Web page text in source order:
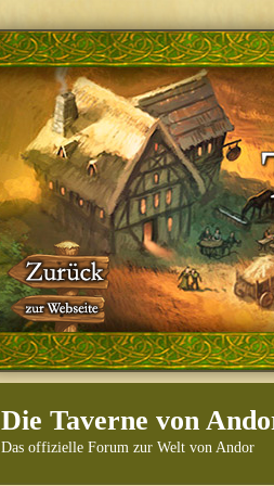
Die Taverne von
Das offizielle Forum zur Welt von Andor